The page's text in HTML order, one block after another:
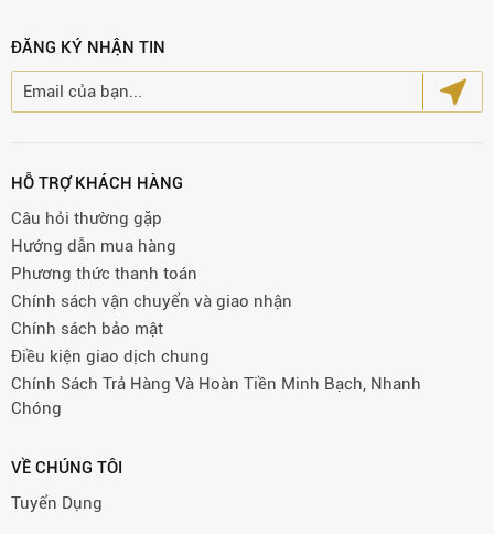
ĐĂNG KÝ NHẬN TIN
HỖ TRỢ KHÁCH HÀNG
Câu hỏi thường gặp
Hướng dẫn mua hàng
Phương thức thanh toán
Chính sách vận chuyển và giao nhận
Chính sách bảo mật
Điều kiện giao dịch chung
Chính Sách Trả Hàng Và Hoàn Tiền Minh Bạch, Nhanh
Chóng
VỀ CHÚNG TÔI
Tuyển Dụng